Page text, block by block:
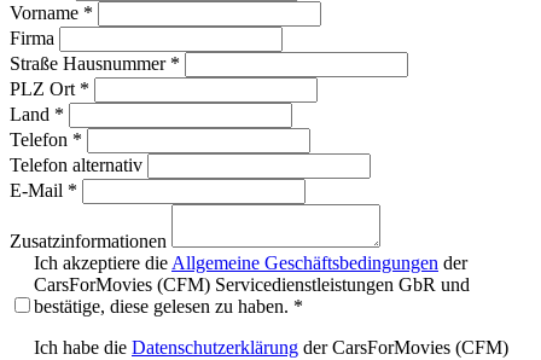
Vorname *
Firma
Straße Hausnummer *
PLZ Ort *
Land *
Telefon *
Telefon alternativ
E-Mail *
Zusatzinformationen
Ich akzeptiere die Allgemeine Geschäftsbedingungen der
CarsForMovies (CFM) Servicedienstleistungen GbR und
bestätige, diese gelesen zu haben. *
Ich habe die Datenschutzerklärung der CarsForMovies (CFM)